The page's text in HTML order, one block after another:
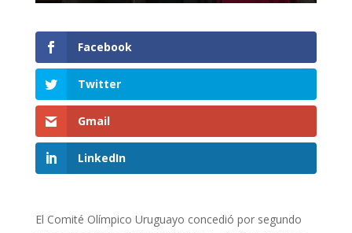
Facebook
Twitter
Gmail
LinkedIn
El Comité Olímpico Uruguayo concedió por segundo